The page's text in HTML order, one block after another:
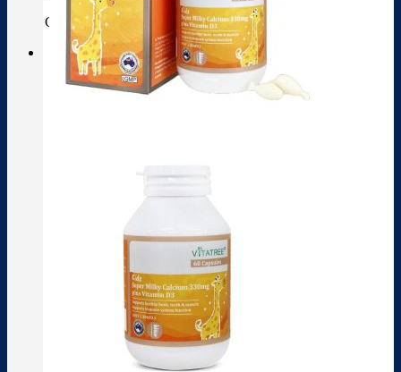
Chưa có sản phẩm trong giỏ hàng.